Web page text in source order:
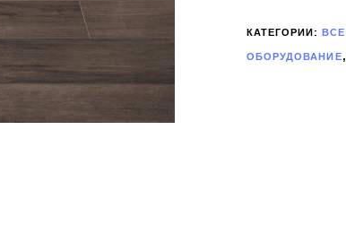
КАТЕГОРИИ:
ОБОРУДОВАНИЕ,